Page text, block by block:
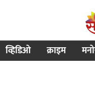
व्हिडिओ क्राइम